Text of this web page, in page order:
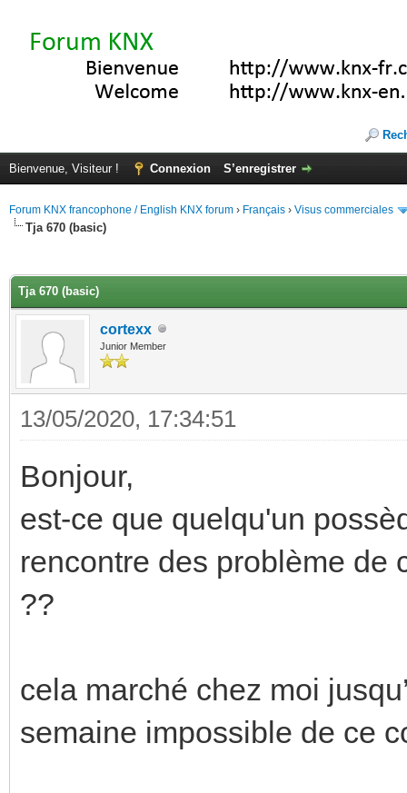
Bienvenue, Visiteur ! Connexion S’enregistrer
Forum KNX francophone / English KNX forum › Français › Visus commerciales
Tja 670 (basic)
Tja 670 (basic)
cortexx
Junior Member
13/05/2020, 17:34:51
Bonjour,
est-ce que quelqu'un
rencontre des problème de
??
cela marché chez moi
semaine impossible de ce